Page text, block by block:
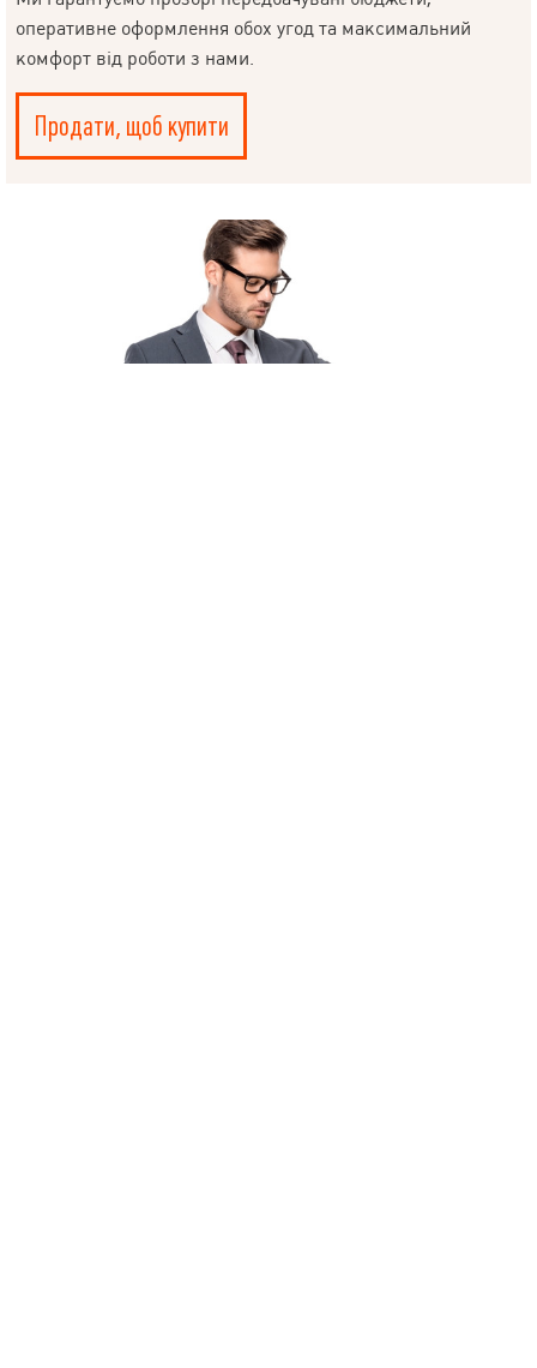
оперативне оформлення обох угод та максимальний
комфорт від роботи з нами.
Продати, щоб купити
НАПИСАТИ
КЕРІВНИКОВІ
© 2019 – 2026 Valion real estate. Всі права захищені.
— WEB-інтегровані системи управління ріелторськими
компаніями